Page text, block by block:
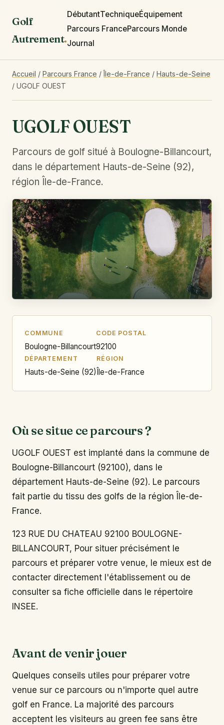
Golf
Autrement.
DébutantTechniqueÉquipement
Parcours FranceParcours Monde
Journal
Accueil / Parcours France /Île-de-France / Hauts-de-Seine
/ UGOLF OUEST
UGOLF OUEST
Parcours de golf situé à Boulogne-Billancourt,
dans le département Hauts-de-Seine (92),
région Île-de-France.
COMMUNE
Boulogne-Billancourt
CODE POSTAL
92100
DÉPARTEMENT
Hauts-de-Seine (92)
RÉGION
Île-de-France
Où se situe ce parcours ?
UGOLF OUEST est implanté dans la commune de
Boulogne-Billancourt (92100), dans le
département Hauts-de-Seine (92). Le parcours
fait partie du tissu des golfs de la région Île-de-
France.
123 RUE DU CHATEAU 92100 BOULOGNE-
BILLANCOURT, Pour situer précisément le
parcours et préparer votre venue, le mieux est de
contacter directement l'établissement ou de
consulter sa fiche officielle dans le répertoire
INSEE.
Avant de venir jouer
Quelques conseils utiles pour préparer votre
venue sur ce parcours ou n'importe quel autre
golf en France. La majorité des parcours
acceptent les visiteurs au green fee sans être